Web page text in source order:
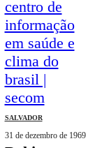
SALVADOR
31 de dezembro de 1969